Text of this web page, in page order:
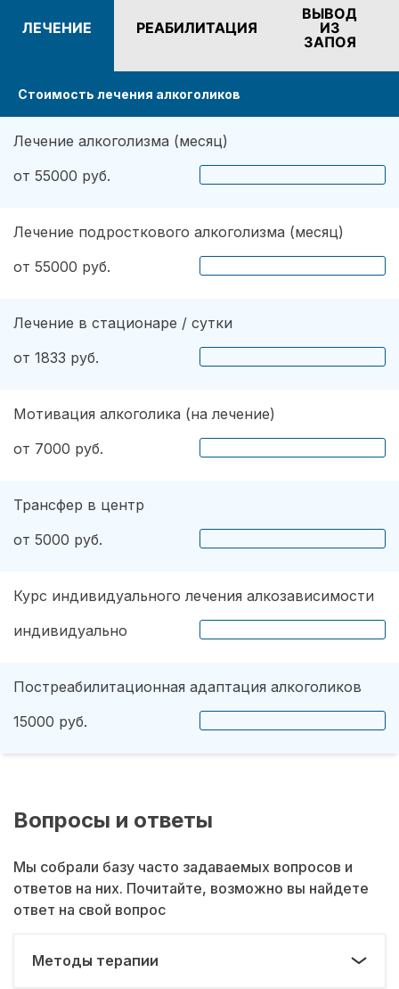
теряя времени, подобрали для меня несколько
эффективных методов. Психиатр определил
наличие дополнительных проблем. Также хочу
вам сказать, что огромное значение имеет
мотивация. Сейчас я абсолютно не
употребляю напитков. Не пью уже три года,
надеюсь продолжать в том же духе.
ЛЕЧЕНИЕ РЕАБИЛИТАЦИЯ
ВЫВОД
ИЗ
ЗАПОЯ
Стоимость лечения алкоголиков
Лечение алкоголизма (месяц)
от 55000 руб.
Лечение подросткового алкоголизма (месяц)
от 55000 руб.
Лечение в стационаре / сутки
от 1833 руб.
Мотивация алкоголика (на лечение)
от 7000 руб.
Трансфер в центр
от 5000 руб.
Курс индивидуального лечения алкозависимости
индивидуально
Постреабилитационная адаптация алкоголиков
15000 руб.
Вопросы и ответы
Мы собрали базу часто задаваемых вопросов и
ответов на них. Почитайте, возможно вы найдете
ответ на свой вопрос
Методы терапии